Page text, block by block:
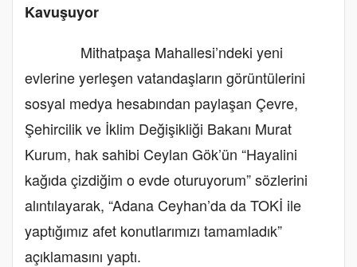
Kavuşuyor
Mithatpaşa Mahallesi’ndeki yeni
evlerine yerleşen vatandaşların görüntülerini
sosyal medya hesabından paylaşan Çevre,
Şehircilik ve İklim Değişikliği Bakanı Murat
Kurum, hak sahibi Ceylan Gök’ün “Hayalini
kağıda çizdiğim o evde oturuyorum” sözlerini
alıntılayarak, “Adana Ceyhan’da da TOKİ ile
yaptığımız afet konutlarımızı tamamladık”
açıklamasını yaptı.